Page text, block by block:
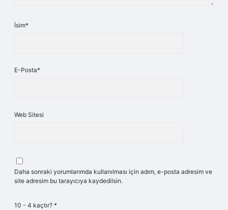
İsim*
E-Posta*
Web Sitesi
Daha sonraki yorumlarımda kullanılması için adım, e-posta adresim ve
site adresim bu tarayıcıya kaydedilsin.
10 - 4 kaçtır? *